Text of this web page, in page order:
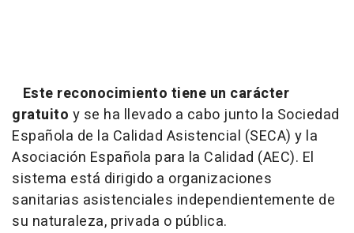
Este reconocimiento tiene un carácter
gratuito y se ha llevado a cabo junto la Sociedad
Española de la Calidad Asistencial (SECA) y la
Asociación Española para la Calidad (AEC). El
sistema está dirigido a organizaciones
sanitarias asistenciales independientemente de
su naturaleza, privada o pública.